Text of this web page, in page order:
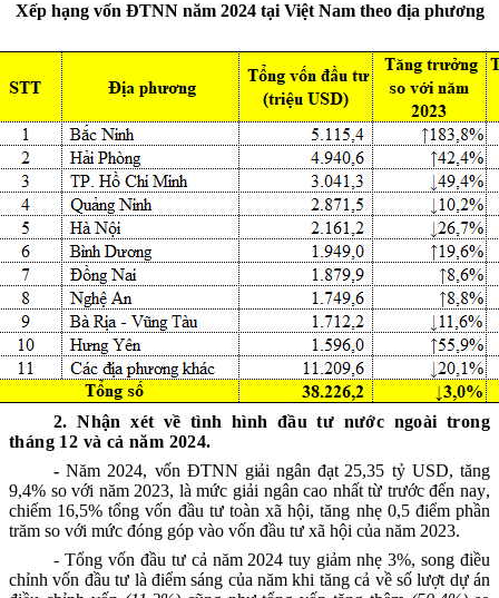
Xếp hạng vốn ĐTNN năm 2024 tại Việt Nam theo địa phương
2. Nhận xét về tình hình đầu tư nước ngoài trong
tháng 12 và cả năm 2024.
-Năm 2024, vốn ĐTNN giải ngân đạt 25,35 tỷ USD, tăng
9,4% so với năm 2023, làmức giải ngân cao nhất từ trước đến nay,
chiếm 16,5% tổng vốn đầu tư toàn xã hội, tăng nhẹ 0,5 điểm phần
trăm so với mức đóng góp vào vốn đầu tư xã hội của năm 2023.
- Tổng vốn đầu tư cả năm 2024 tuy giảm nhẹ 3%, song điều
chỉnh vốn đầu tư là điểm sáng của năm khi tăng cả về số lượt dự án